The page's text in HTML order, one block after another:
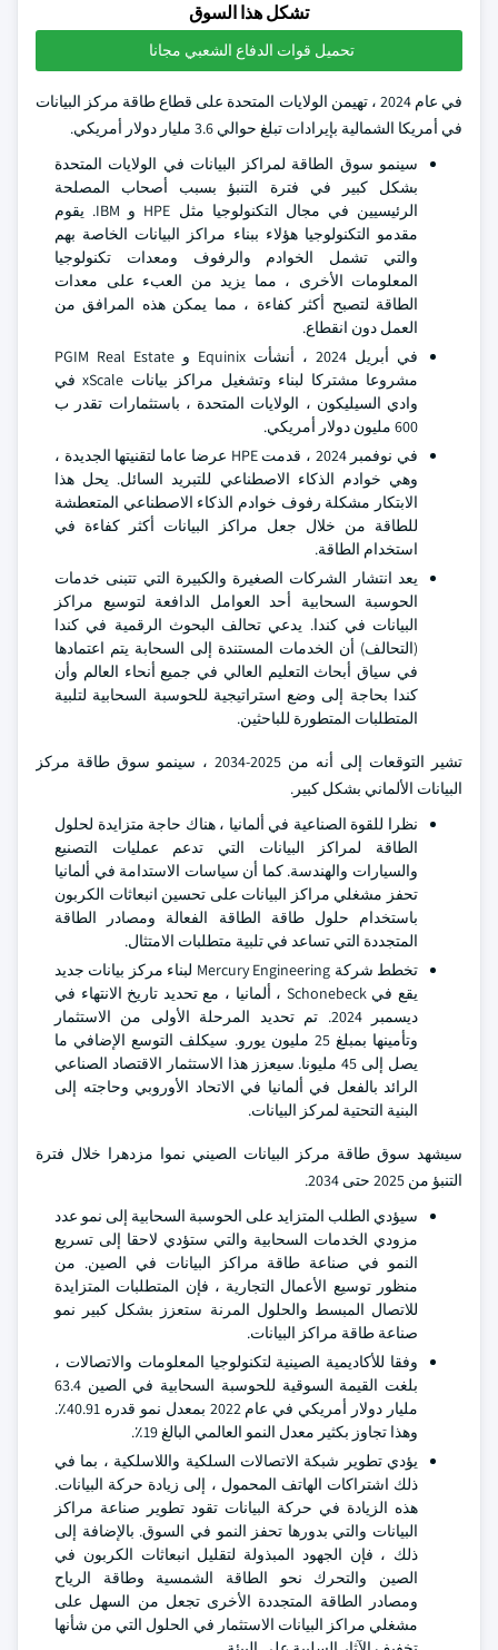
تشكل هذا السوق
تحميل قوات الدفاع الشعبي مجانا
في عام 2024 ، تهيمن الولايات المتحدة على قطاع طاقة مركز البيانات
في أمريكا الشمالية بإيرادات تبلغ حوالي 3.6 مليار دولار أمريكي.
سينمو سوق الطاقة لمراكز البيانات في الولايات المتحدة
بشكل كبير في فترة التنبؤ بسبب أصحاب المصلحة
الرئيسيين في مجال التكنولوجيا مثل HPE و IBM. يقوم
مقدمو التكنولوجيا هؤلاء ببناء مراكز البيانات الخاصة بهم
والتي تشمل الخوادم والرفوف ومعدات تكنولوجيا
المعلومات الأخرى ، مما يزيد من العبء على معدات
الطاقة لتصبح أكثر كفاءة ، مما يمكن هذه المرافق من
العمل دون انقطاع.
في أبريل 2024 ، أنشأت Equinix و PGIM Real Estate
مشروعا مشتركا لبناء وتشغيل مراكز بيانات xScale في
وادي السيليكون ، الولايات المتحدة ، باستثمارات تقدر ب
600 مليون دولار أمريكي.
في نوفمبر 2024 ، قدمت HPE عرضا عاما لتقنيتها الجديدة ،
وهي خوادم الذكاء الاصطناعي للتبريد السائل. يحل هذا
الابتكار مشكلة رفوف خوادم الذكاء الاصطناعي المتعطشة
للطاقة من خلال جعل مراكز البيانات أكثر كفاءة في
استخدام الطاقة.
يعد انتشار الشركات الصغيرة والكبيرة التي تتبنى خدمات
الحوسبة السحابية أحد العوامل الدافعة لتوسيع مراكز
البيانات في كندا. يدعي تحالف البحوث الرقمية في كندا
(التحالف) أن الخدمات المستندة إلى السحابة يتم اعتمادها
في سياق أبحاث التعليم العالي في جميع أنحاء العالم وأن
كندا بحاجة إلى وضع استراتيجية للحوسبة السحابية لتلبية
المتطلبات المتطورة للباحثين.
تشير التوقعات إلى أنه من 2025-2034 ، سينمو سوق طاقة مركز
البيانات الألماني بشكل كبير.
نظرا للقوة الصناعية في ألمانيا ، هناك حاجة متزايدة لحلول
الطاقة لمراكز البيانات التي تدعم عمليات التصنيع
والسيارات والهندسة. كما أن سياسات الاستدامة في ألمانيا
تحفز مشغلي مراكز البيانات على تحسين انبعاثات الكربون
باستخدام حلول طاقة الطاقة الفعالة ومصادر الطاقة
المتجددة التي تساعد في تلبية متطلبات الامتثال.
تخطط شركة Mercury Engineering لبناء مركز بيانات جديد
يقع في Schonebeck ، ألمانيا ، مع تحديد تاريخ الانتهاء في
ديسمبر 2024. تم تحديد المرحلة الأولى من الاستثمار
وتأمينها بمبلغ 25 مليون يورو. سيكلف التوسع الإضافي ما
يصل إلى 45 مليونا. سيعزز هذا الاستثمار الاقتصاد الصناعي
الرائد بالفعل في ألمانيا في الاتحاد الأوروبي وحاجته إلى
البنية التحتية لمركز البيانات.
سيشهد سوق طاقة مركز البيانات الصيني نموا مزدهرا خلال فترة
التنبؤ من 2025 حتى 2034.
سيؤدي الطلب المتزايد على الحوسبة السحابية إلى نمو عدد
مزودي الخدمات السحابية والتي ستؤدي لاحقا إلى تسريع
النمو في صناعة طاقة مراكز البيانات في الصين. من
منظور توسيع الأعمال التجارية ، فإن المتطلبات المتزايدة
للاتصال المبسط والحلول المرنة ستعزز بشكل كبير نمو
صناعة طاقة مراكز البيانات.
وفقا للأكاديمية الصينية لتكنولوجيا المعلومات والاتصالات ،
بلغت القيمة السوقية للحوسبة السحابية في الصين 63.4
مليار دولار أمريكي في عام 2022 بمعدل نمو قدره 40.91٪.
وهذا تجاوز بكثير معدل النمو العالمي البالغ 19٪.
يؤدي تطوير شبكة الاتصالات السلكية واللاسلكية ، بما في
ذلك اشتراكات الهاتف المحمول ، إلى زيادة حركة البيانات.
هذه الزيادة في حركة البيانات تقود تطوير صناعة مراكز
البيانات والتي بدورها تحفز النمو في السوق. بالإضافة إلى
ذلك ، فإن الجهود المبذولة لتقليل انبعاثات الكربون في
الصين والتحرك نحو الطاقة الشمسية وطاقة الرياح
ومصادر الطاقة المتجددة الأخرى تجعل من السهل على
مشغلي مراكز البيانات الاستثمار في الحلول التي من شأنها